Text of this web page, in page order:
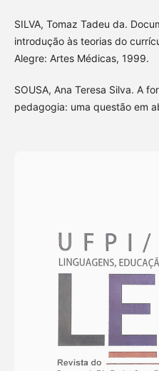
SILVA, Tomaz Tadeu da.
introdução às teorias do
Alegre: Artes Médicas, 1999.
SOUSA, Ana Teresa Silva. A
pedagogia: uma questão em